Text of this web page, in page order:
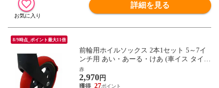
詳細を見る
8/9時点_ポイント最大11倍
前輪用ホイルソックス 2本1セット 5～7イ
ンチ用 あい・あーる・けあ (車イス タイ
ヤ) 介護用品
赤
2,970円
27